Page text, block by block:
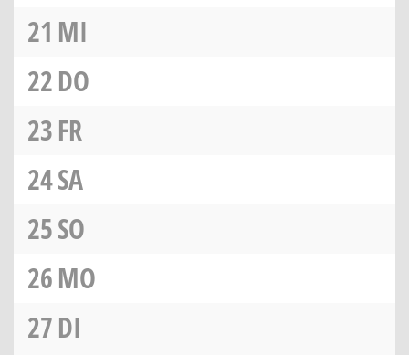
21 MI
22DO
23FR
24SA
25SO
26MO
27DI